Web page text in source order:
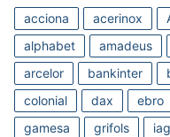
acciona acerinox
alphabet
amadeus
arcelor
bankinter
colonial
dax ebro
gamesa
grifols iag